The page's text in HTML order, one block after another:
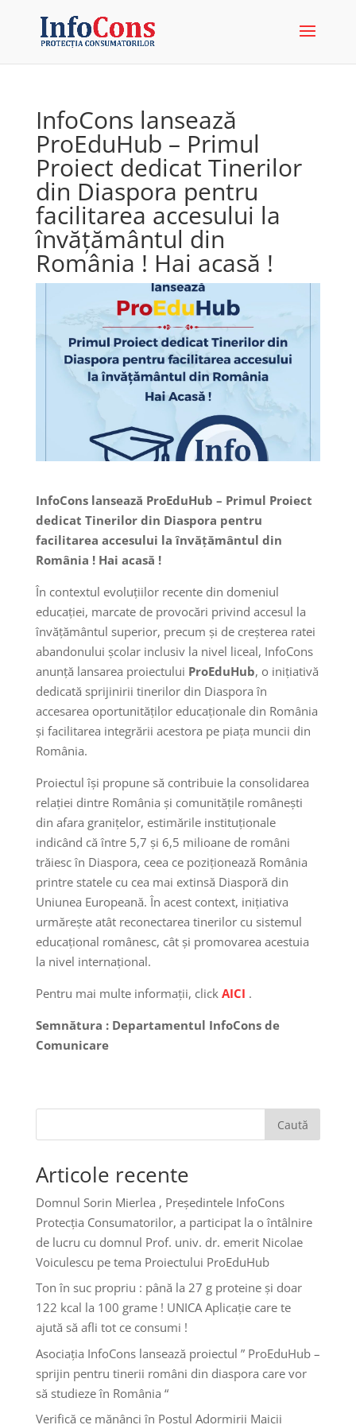
InfoCons lansează
ProEduHub – Primul
Proiect dedicat Tinerilor
din Diaspora pentru
facilitarea accesului la
învățământul din
România ! Hai acasă !
InfoCons lansează ProEduHub – Primul Proiect
dedicat Tinerilor din Diaspora pentru
facilitarea accesului la învățământul din
România ! Hai acasă !
În contextul evoluțiilor recente din domeniul
educației, marcate de provocări privind accesul la
învățământul superior, precum și de creșterea ratei
abandonului școlar inclusiv la nivel liceal, InfoCons
anunță lansarea proiectului ProEduHub, o inițiativă
dedicată sprijinirii tinerilor din Diaspora în
accesarea oportunităților educaționale din România
și facilitarea integrării acestora pe piața muncii din
România.
Proiectul își propune să contribuie la consolidarea
relației dintre România și comunitățile românești
din afara granițelor, estimările instituționale
indicând că între 5,7 și 6,5 milioane de români
trăiesc în Diaspora, ceea ce poziționează România
printre statele cu cea mai extinsă Diasporă din
Uniunea Europeană. În acest context, inițiativa
urmărește atât reconectarea tinerilor cu sistemul
educațional românesc, cât și promovarea acestuia
la nivel internațional.
Pentru mai multe informații, click AICI .
Semnătura : Departamentul InfoCons de
Comunicare
Caută
Articole recente
Domnul Sorin Mierlea , Președintele InfoCons
Protecția Consumatorilor, a participat la o întâlnire
de lucru cu domnul Prof. univ. dr. emerit Nicolae
Voiculescu pe tema Proiectului ProEduHub
Ton în suc propriu : până la 27 g proteine și doar
122 kcal la 100 grame ! UNICA Aplicație care te
ajută să afli tot ce consumi !
Asociația InfoCons lansează proiectul ” ProEduHub –
sprijin pentru tinerii români din diaspora care vor
să studieze în România “
Verifică ce mănânci în Postul Adormirii Maicii